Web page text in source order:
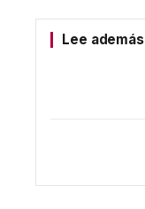
Lee además